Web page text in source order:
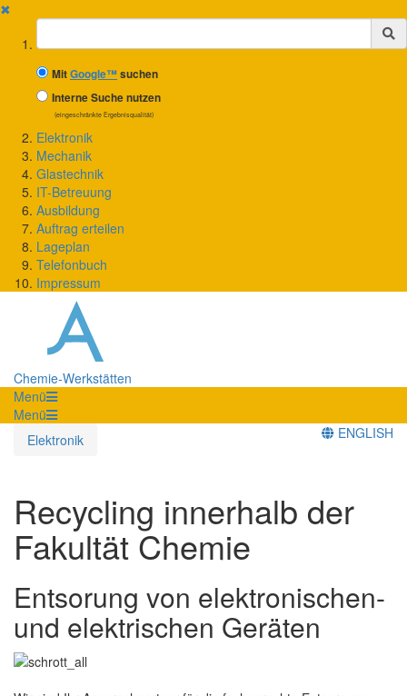
✖
Suchbegriff
MitGoogle™suchen
Interne Suche nutzen
(eingeschränkte Ergebnisqualität)
Elektronik
Mechanik
Glastechnik
IT-Betreuung
Ausbildung
Auftrag erteilen
Lageplan
Telefonbuch
Impressum
Chemie-Werkstätten
Menü
Menü
Elektronik
ENGLISH
Recycling innerhalb der
Fakultät Chemie
Entsorung von elektronischen-
und elektrischen Geräten